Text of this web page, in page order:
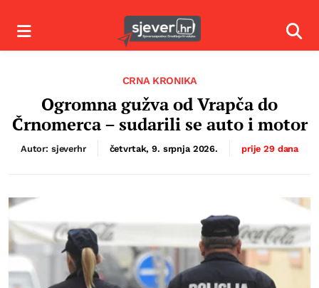
Izbornik
CRNA KRONIKA
Ogromna gužva od Vrapča do
Črnomerca – sudarili se auto i motor
Autor: sjeverhr četvrtak, 9. srpnja 2026. prije 29 dana